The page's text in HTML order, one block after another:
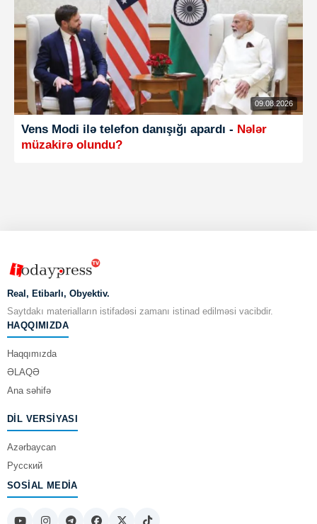
09.08.2026
Vens Modi ilə telefon danışığı apardı - Nələr
müzakirə olundu?
Real, Etibarlı, Obyektiv.
Saytdakı materialların istifadəsi zamanı istinad edilməsi vacibdir.
HAQQIMIZDA
Haqqımızda
ƏLAQƏ
Ana səhifə
DIL VERSIYASI
Azərbaycan
Русский
SOSIAL MEDIA